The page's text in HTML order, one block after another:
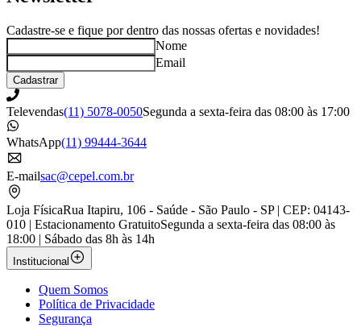
Cadastre-se e fique por dentro das nossas ofertas e novidades!
Nome
Email
Cadastrar
Televendas(11) 5078-0050Segunda a sexta-feira das 08:00 às 17:00
WhatsApp(11) 99444-3644
E-mailsac@cepel.com.br
Loja FísicaRua Itapiru, 106 - Saúde - São Paulo - SP | CEP: 04143-
010 | Estacionamento GratuitoSegunda a sexta-feira das 08:00 às
18:00 | Sábado das 8h às 14h
Institucional
Quem Somos
Política de Privacidade
Segurança